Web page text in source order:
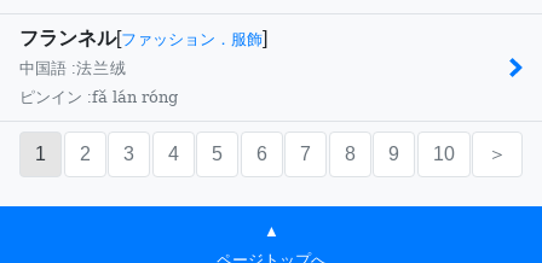
フランネル[ファッション．服飾]
中国語 :法兰绒
ピンイン :fǎ lán róng
1 2 3 4 5 6 7 8 9 10 ＞
▲